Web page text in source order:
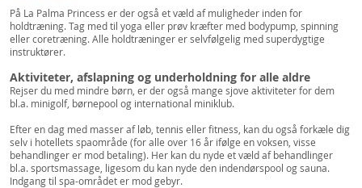
På La Palma Princess er der også et væld af muligheder inden for
holdtræning. Tag med til yoga eller prøv kræfter med bodypump, spinning
eller coretræning. Alle holdtræninger er selvfølgelig med superdygtige
instruktører.
Aktiviteter, afslapning og underholdning for alle aldre
Rejser du med mindre børn, er der også mange sjove aktiviteter for dem
bl.a. minigolf, børnepool og international miniklub.
Efter en dag med masser af løb, tennis eller fitness, kan du også forkæle dig
selv i hotellets spaområde (for alle over 16 år ifølge en voksen, visse
behandlinger er mod betaling). Her kan du nyde et væld af behandlinger
bl.a. sportsmassage, ligesom du kan nyde den indendørspool og sauna.
Indgang til spa-området er mod gebyr.